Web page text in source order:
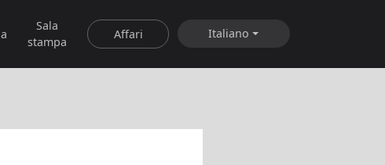
Sala
stampa
Affari Italiano